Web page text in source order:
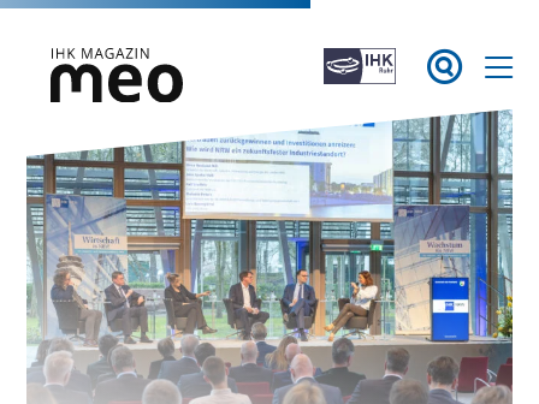

IHK Magazin meo